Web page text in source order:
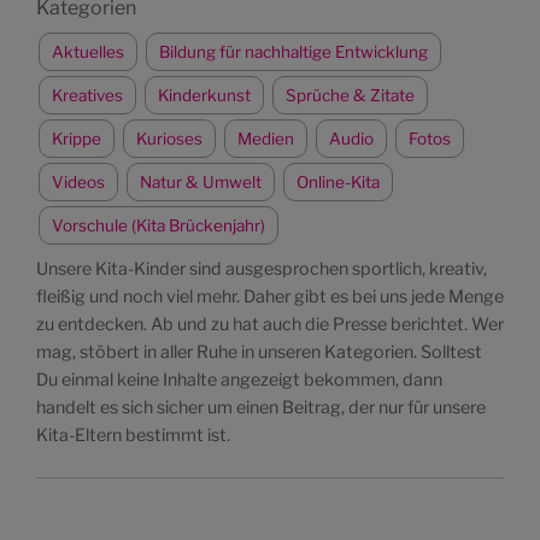
Kategorien
Aktuelles Bildung für nachhaltige Entwicklung
Kreatives Kinderkunst Sprüche & Zitate
Krippe Kurioses Medien Audio Fotos
Videos Natur & Umwelt Online-Kita
Vorschule (Kita Brückenjahr)
Unsere Kita-Kinder sind ausgesprochen sportlich, kreativ,
fleißig und noch viel mehr. Daher gibt es bei uns jede Menge
zu entdecken. Ab und zu hat auch die Presse berichtet. Wer
mag, stöbert in aller Ruhe in unseren Kategorien. Solltest
Du einmal keine Inhalte angezeigt bekommen, dann
handelt es sich sicher um einen Beitrag, der nur für unsere
Kita-Eltern bestimmt ist.